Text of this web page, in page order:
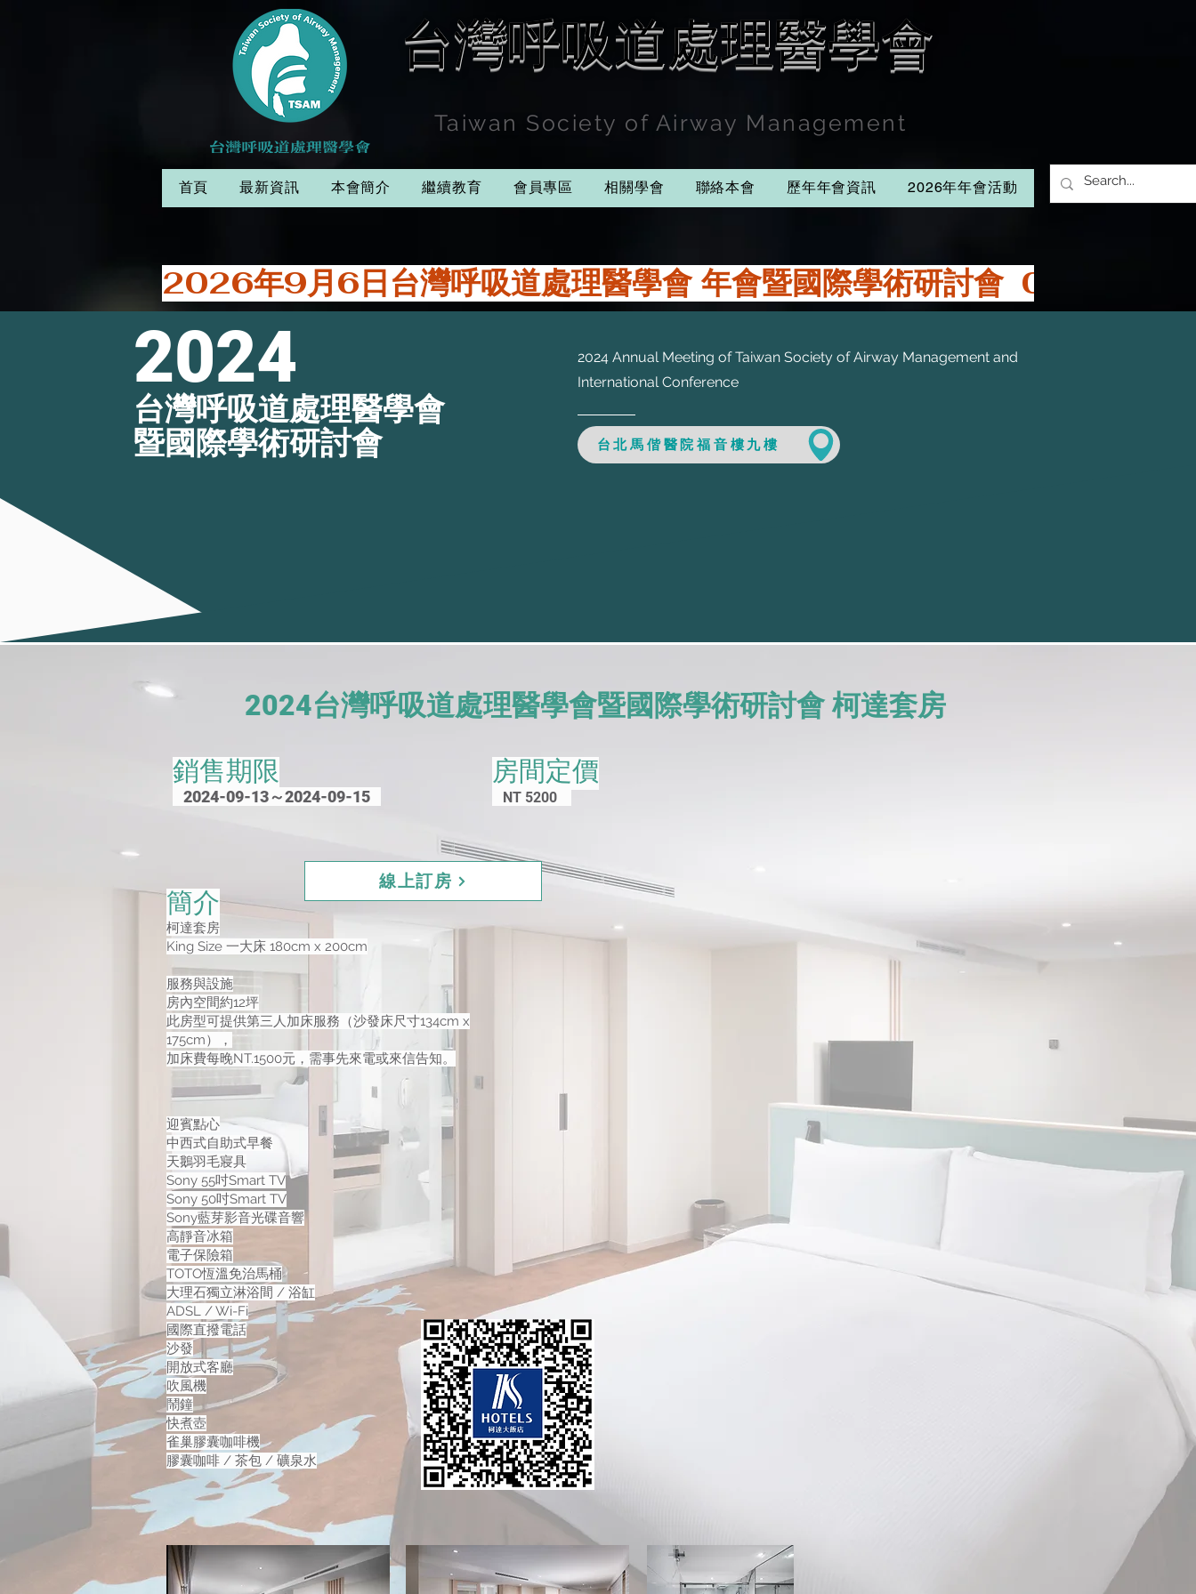
台灣呼吸道處理醫學會
Taiwan Society of Airway Management
首頁 最新資訊 本會簡介 繼續教育 會員專區 相關學會 聯絡本會 歷年年會資訊 2026年年會活動
2024
台灣呼吸道處理醫學會
暨國際學術研討會
2024 Annual Meeting of Taiwan Society of Airway Management and
International Conference
台北馬偕醫院福音樓九樓
2024台灣呼吸道處理醫學會暨國際學術研討會 柯達套房
銷售期限
2024-09-13～2024-09-15
房間定價
NT 5200
線上訂房
簡介
柯達套房
King Size 一大床 180cm x 200cm
服務與設施
房內空間約12坪
此房型可提供第三人加床服務（沙發床尺寸134cm x
175cm），
加床費每晚NT.1500元，需事先來電或來信告知。
迎賓點心
中西式自助式早餐
天鵝羽毛寢具
Sony 55吋Smart TV
Sony 50吋Smart TV
Sony藍芽影音光碟音響
高靜音冰箱
電子保險箱
TOTO恆溫免治馬桶
大理石獨立淋浴間 / 浴缸
ADSL / Wi-Fi
國際直撥電話
沙發
開放式客廳
吹風機
鬧鐘
快煮壺
雀巢膠囊咖啡機
膠囊咖啡 / 茶包 / 礦泉水